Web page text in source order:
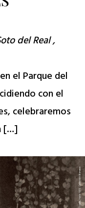
del Real ,
el Parque del
con el
celebraremos
[…]